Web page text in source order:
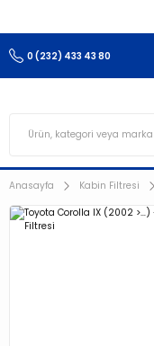
0 (232) 433 43 80
Anasayfa Kabin Filtresi